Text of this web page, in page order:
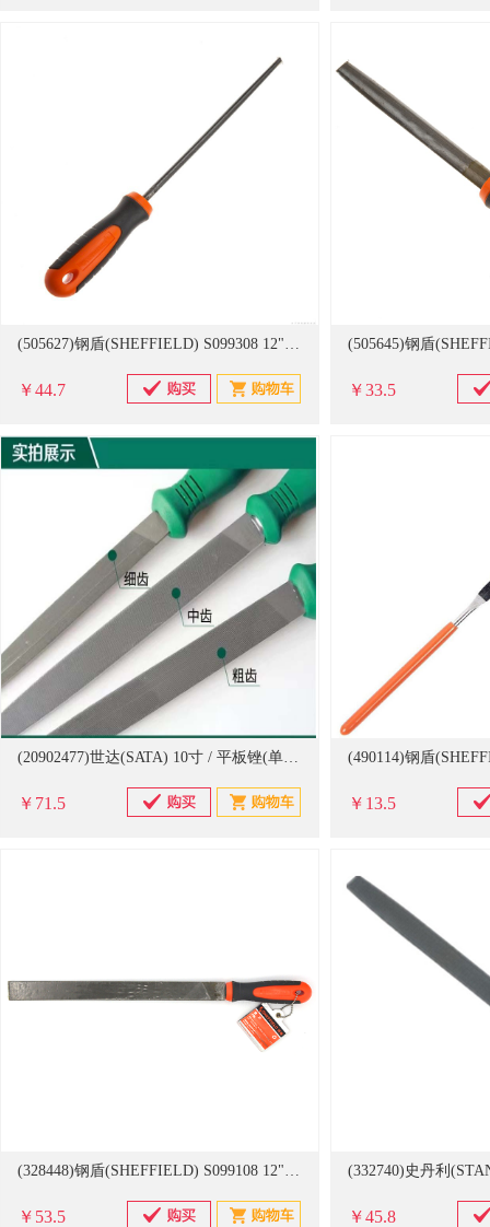
(505627)钢盾(SHEFFIELD) S099308 12" 中齿圆锉 起订量6把(单位：把)
￥44.7 ￥33.5
(20902477)世达(SATA) 10寸 / 平板锉(单位：把)
￥71.5 ￥13.5
(328448)钢盾(SHEFFIELD) S099108 12" 中齿平锉(单位：把)
￥53.5 ￥45.8